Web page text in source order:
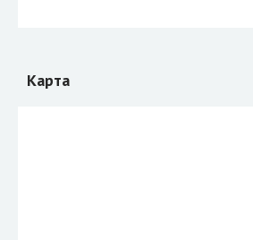
Карта